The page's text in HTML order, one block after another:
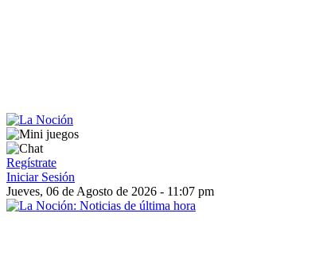
Regístrate
Iniciar Sesión
Jueves, 06 de Agosto de 2026 - 11:07 pm